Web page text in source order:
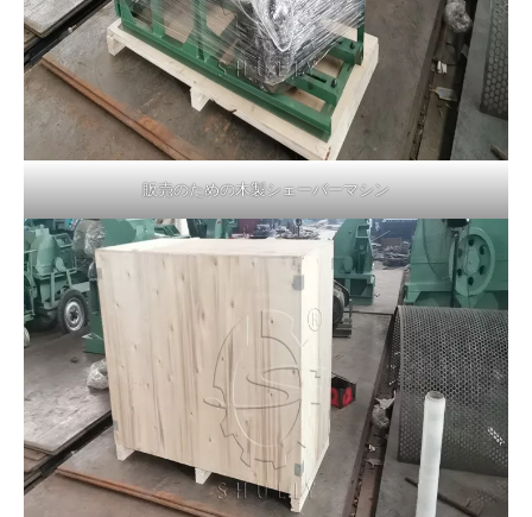
販売のための木製シェーバーマシン